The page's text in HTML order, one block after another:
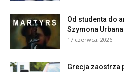
Od studenta do
Szymona Urbana
17 czerwca, 2026
Grecja zaostrza